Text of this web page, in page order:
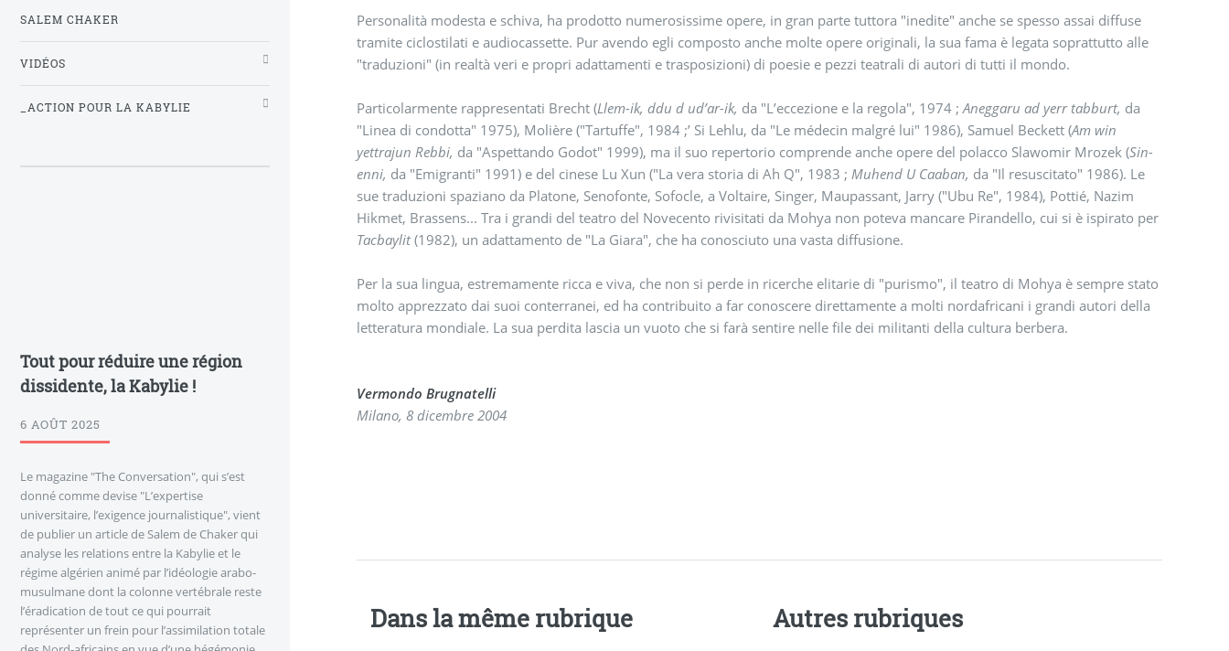
Personalità modesta e schiva, ha prodotto numerosissime opere, in gran parte tuttora "inedite" anche se spesso assai diffuse
tramite ciclostilati e audiocassette. Pur avendo egli composto anche molte opere originali, la sua fama è legata soprattutto alle
"traduzioni" (in realtà veri e propri adattamenti e trasposizioni) di poesie e pezzi teatrali di autori di tutti il mondo.
Particolarmente rappresentati Brecht (Llem-ik, ddu d ud’ar-ik, da "L’eccezione e la regola", 1974 ;Aneggaru ad yerr tabburt, da
"Linea di condotta" 1975), Molière ("Tartuffe", 1984 ;’ Si Lehlu, da "Le médecin malgré lui" 1986), Samuel Beckett (Am win
yettrajun Rebbi, da "Aspettando Godot" 1999), ma il suo repertorio comprende anche opere del polacco Slawomir Mrozek (Sin-
enni, da "Emigranti" 1991) e del cinese Lu Xun ("La vera storia di Ah Q", 1983 ; Muhend U Caaban, da "Il resuscitato" 1986). Le
sue traduzioni spaziano da Platone, Senofonte, Sofocle, a Voltaire, Singer, Maupassant, Jarry ("Ubu Re", 1984), Pottié, Nazim
Hikmet, Brassens... Tra i grandi del teatro del Novecento rivisitati da Mohya non poteva mancare Pirandello, cui si è ispirato per
Tacbaylit(1982), un adattamento de "La Giara", che ha conosciuto una vasta diffusione.
Per la sua lingua, estremamente ricca e viva, che non si perde in ricerche elitarie di "purismo", il teatro di Mohya è sempre stato
molto apprezzato dai suoi conterranei, ed ha contribuito a far conoscere direttamente a molti nordafricani i grandi autori della
letteratura mondiale. La sua perdita lascia un vuoto che si farà sentire nelle file dei militanti della cultura berbera.
Vermondo Brugnatelli
Milano, 8 dicembre 2004
Dans la même rubrique Autres rubriques
SALEM CHAKER
VIDÉOS
_ACTION POUR LA KABYLIE
Tout pour réduire une région
dissidente, la Kabylie !
6 AOÛT 2025
Le magazine "The Conversation", qui s’est
donné comme devise "L’expertise
universitaire, l’exigence journalistique", vient
de publier un article de Salem de Chaker qui
analyse les relations entre la Kabylie et le
régime algérien animé par l’idéologie arabo-
musulmane dont la colonne vertébrale reste
l’éradication de tout ce qui pourrait
représenter un frein pour l’assimilation totale